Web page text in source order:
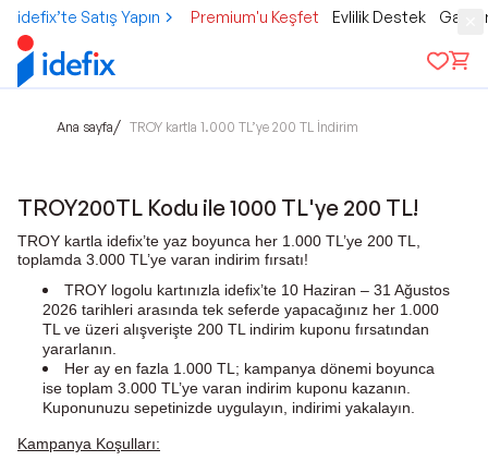
idefix’te Satış Yapın Premium'u Keşfet Evlilik Destek
Ana sayfa/ TROY kartla 1.000 TL’ye 200 TL İndirim
TROY200TL Kodu ile 1000 TL'ye 200 TL!
TROY kartla idefix’te yaz boyunca her 1.000 TL’ye 200 TL,
toplamda 3.000 TL’ye varan indirim fırsatı!
TROY logolu kartınızla idefix’te 10 Haziran – 31 Ağustos
2026 tarihleri arasında tek seferde yapacağınız her 1.000
TL ve üzeri alışverişte 200 TL indirim kuponu fırsatından
yararlanın.
Her ay en fazla 1.000 TL; kampanya dönemi boyunca
ise toplam 3.000 TL’ye varan indirim kuponu kazanın.
Kuponunuzu sepetinizde uygulayın, indirimi yakalayın.
Kampanya Koşulları: